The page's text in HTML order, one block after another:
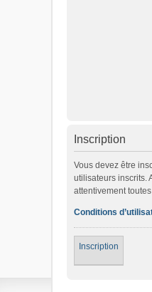
Inscription
Vous devez être
utilisateurs inscrits.
attentivement
Conditions
Inscription